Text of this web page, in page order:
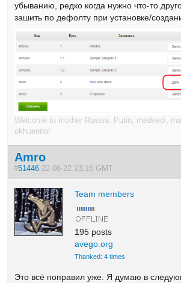
убыванию, редко когда нужно что-то
зашить по дефолту при установке/
Welcome to mother Russia: Putin, medvedi,
okhuenno!
Amro
#51446 22-06-22 23:15 GMT
Team members
195 posts
avego.org
Thanked: 4 times
Это всё поправил уже. Я думаю в